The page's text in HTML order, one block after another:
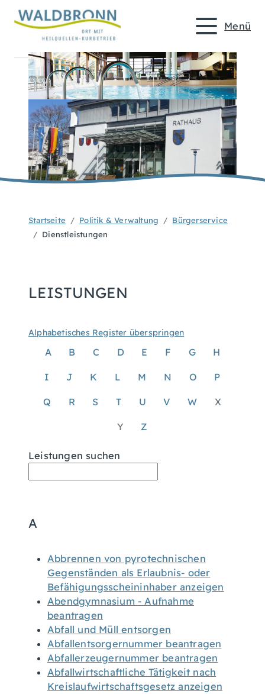
Menü
Startseite Politik & Verwaltung
Bürgerservice
Dienstleistungen
LEISTUNGEN
Alphabetisches Register überspringen
A B C D E F G H
I J K L M N O P
Q R S T U V W X
Y Z
Leistungen suchen
A
Abbrennen von pyrotechnischen
Gegenständen als Erlaubnis- oder
Befähigungsscheininhaber anzeigen
Abendgymnasium - Aufnahme
beantragen
Abfall und Müll entsorgen
Abfallentsorgernummer beantragen
Abfallerzeugernummer beantragen
Abfallwirtschaftliche Tätigkeit nach
Kreislaufwirtschaftsgesetz anzeigen